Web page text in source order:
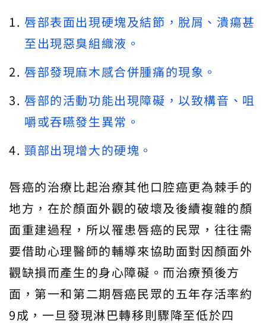
唇部表面出現硬塊及結節，脫屑、潰瘍甚
至出現惡臭組織液。
唇部發現麻木感合併腫痛的現象。
唇部的活動功能出現障礙，以致構音、咀
嚼或吞嚥發生異常。
頸部出現增大的硬塊。
唇癌的治療比起治療其他口腔癌更為棘手的
地方，在於顏面外觀的破壞及後續複雜的顏
面重建過程，所以罹患唇癌的民眾，往往需
要借助心理醫師的輔導來協助面對因顏面外
觀缺損而產生的身心障礙。而治療預後方
面，第一和第二期唇癌民眾的五年存活率約
9成，一旦發現淋巴轉移則驟降至低於四